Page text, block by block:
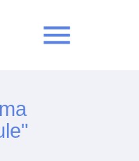
menu